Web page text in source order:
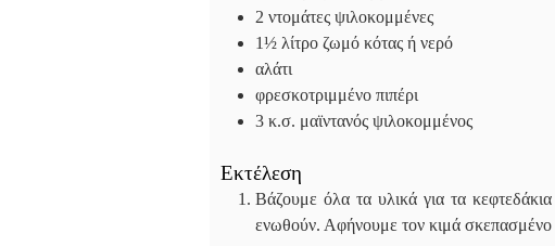
2 ντομάτες ψιλοκομμένες
1½ λίτρο ζωμό κότας ή νερό
αλάτι
φρεσκοτριμμένο πιπέρι
3 κ.σ. μαϊντανός ψιλοκομμένος
Εκτέλεση
Βάζουμε όλα τα υλικά για τα
ενωθούν. Αφήνουμε τον κιμά σκεπασμένο